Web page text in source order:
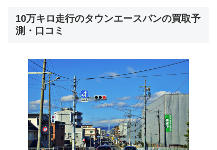
10万キロ走行のタウンエースバンの買取予
測・口コミ